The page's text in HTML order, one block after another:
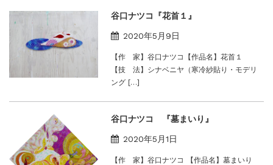
谷口ナツコ『花首１』
2020年5月9日
【作 家】谷口ナツコ【作品名】花首１
【技 法】シナベニヤ（寒冷紗貼り・モデリ
ング […]
谷口ナツコ 『墓まいり』
2020年5月1日
【作 家】谷口ナツコ 【作品名】墓まいり